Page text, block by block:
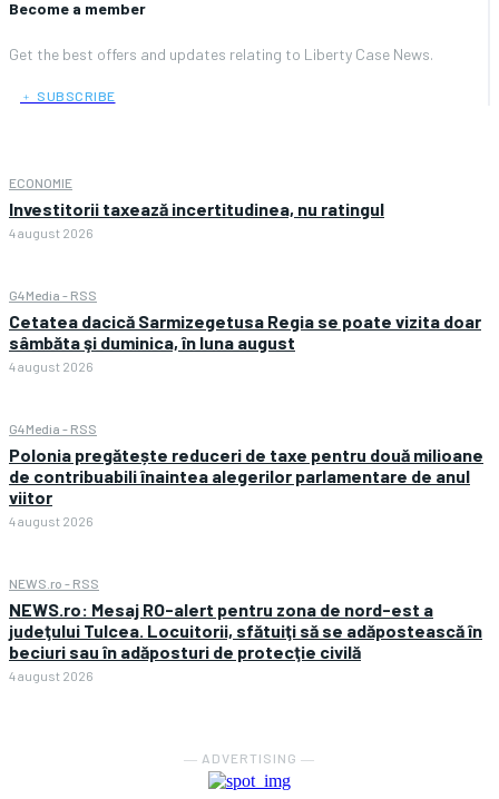
Become a member
Get the best offers and updates relating to Liberty Case News.
﹢ SUBSCRIBE
ECONOMIE
Investitorii taxează incertitudinea, nu ratingul
4 august 2026
G4Media - RSS
Cetatea dacică Sarmizegetusa Regia se poate vizita doar
sâmbăta şi duminica, în luna august
4 august 2026
G4Media - RSS
Polonia pregătește reduceri de taxe pentru două milioane
de contribuabili înaintea alegerilor parlamentare de anul
viitor
4 august 2026
NEWS.ro - RSS
NEWS.ro: Mesaj RO-alert pentru zona de nord-est a
judeţului Tulcea. Locuitorii, sfătuiţi să se adăpostească în
beciuri sau în adăposturi de protecţie civilă
4 august 2026
― ADVERTISING ―